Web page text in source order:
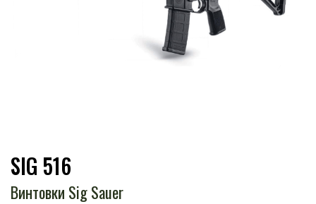
SIG 516
Винтовки Sig Sauer